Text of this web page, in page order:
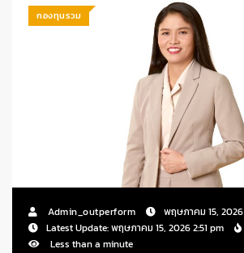
กองทุนรวม
Admin_outperform
พฤษภาคม 15, 2026
Latest Update: พฤษภาคม 15, 2026 2:51 pm
Less than a minute